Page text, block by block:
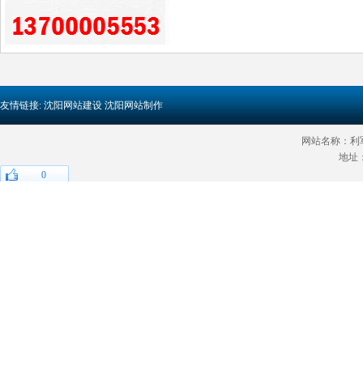
友情链接: 沈阳网站建设 沈阳网站制作
网站名称：利
地址
0